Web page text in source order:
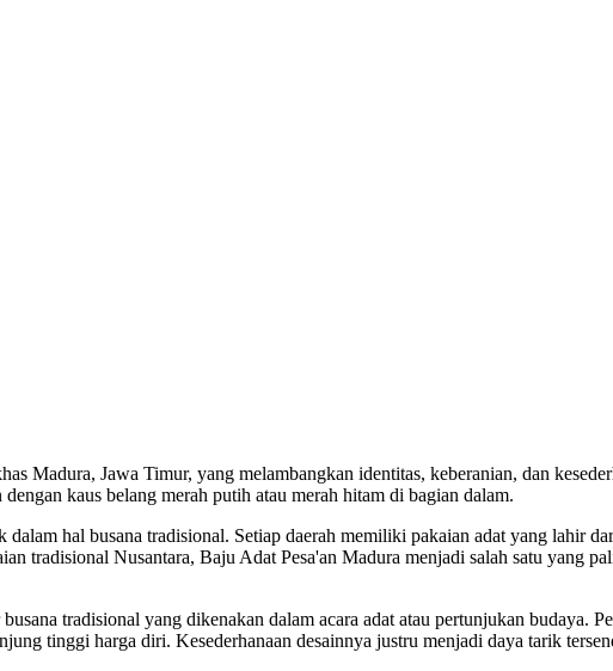
Madura, Jawa Timur, yang melambangkan identitas, keberanian, dan
kaus belang merah putih atau merah hitam di bagian dalam.
dalam hal busana tradisional. Setiap daerah memiliki pakaian adat yang lahir
tradisional Nusantara, Baju Adat Pesa'an Madura menjadi salah satu yang
tradisional yang dikenakan dalam acara adat atau pertunjukan budaya.
tinggi harga diri. Kesederhanaan desainnya justru menjadi daya tarik